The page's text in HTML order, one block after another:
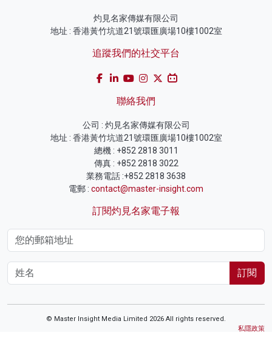
灼見名家傳媒有限公司
地址 : 香港黃竹坑道21號環匯廣場10樓1002室
追蹤我們的社交平台
聯絡我們
公司 : 灼見名家傳媒有限公司
地址 : 香港黃竹坑道21號環匯廣場10樓1002室
總機 : +852 2818 3011
傳真 : +852 2818 3022
業務電話 :+852 2818 3638
電郵 : contact@master-insight.com
訂閱灼見名家電子報
訂閱
© Master Insight Media Limited 2026 All rights reserved.
私隱政策